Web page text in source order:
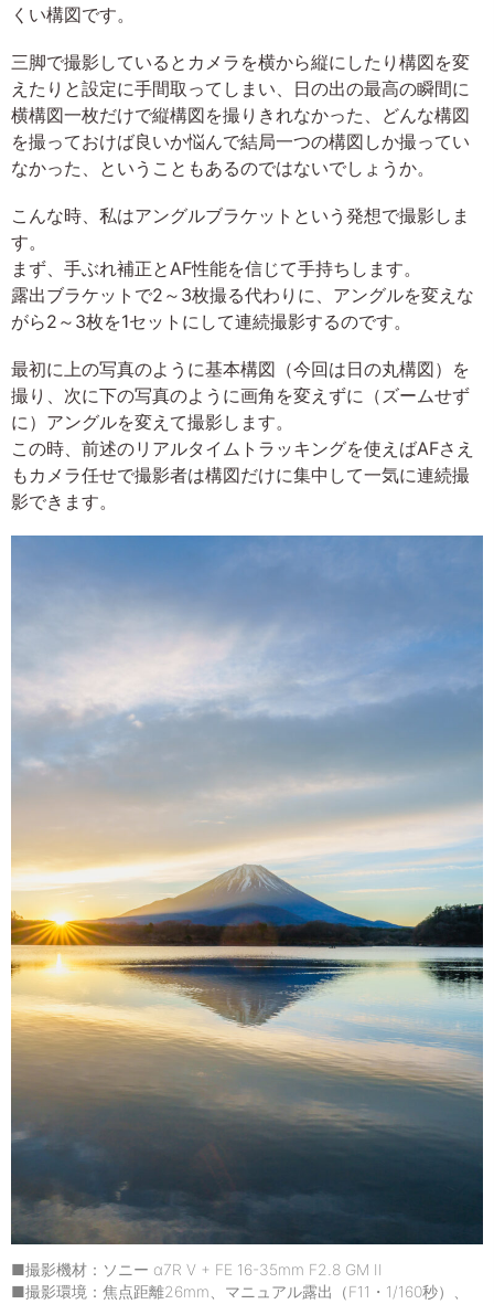
くい構図です。
三脚で撮影しているとカメラを横から縦にしたり構図を変
えたりと設定に手間取ってしまい、日の出の最高の瞬間に
横構図一枚だけで縦構図を撮りきれなかった、どんな構図
を撮っておけば良いか悩んで結局一つの構図しか撮ってい
なかった、ということもあるのではないでしょうか。
こんな時、私はアングルブラケットという発想で撮影しま
す。
まず、手ぶれ補正とAF性能を信じて手持ちします。
露出ブラケットで2～3枚撮る代わりに、アングルを変えな
がら2～3枚を1セットにして連続撮影するのです。
最初に上の写真のように基本構図（今回は日の丸構図）を
撮り、次に下の写真のように画角を変えずに（ズームせず
に）アングルを変えて撮影します。
この時、前述のリアルタイムトラッキングを使えばAFさえ
もカメラ任せで撮影者は構図だけに集中して一気に連続撮
影できます。
■撮影機材：ソニー α7R V + FE 16-35mm F2.8 GM II
■撮影環境：焦点距離26mm、マニュアル露出（F11・1/160秒）、